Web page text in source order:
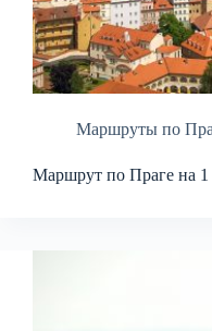
Маршруты по
Маршрут по Праге на 1